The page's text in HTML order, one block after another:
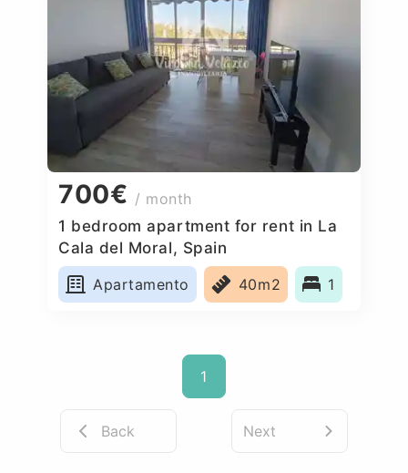
700€ / month
1 bedroom apartment for rent in La
Cala del Moral, Spain
Apartamento
40m2 1
1
Back Next